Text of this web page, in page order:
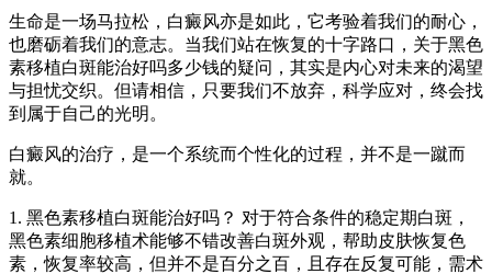
生命是一场马拉松，白癜风亦是如此，它考验着我们的耐心，
也磨砺着我们的意志。当我们站在恢复的十字路口，关于黑色
素移植白斑能治好吗多少钱的疑问，其实是内心对未来的渴望
与担忧交织。但请相信，只要我们不放弃，科学应对，终会找
到属于自己的光明。
白癜风的治疗，是一个系统而个性化的过程，并不是一蹴而
就。
1. 黑色素移植白斑能治好吗？ 对于符合条件的稳定期白斑，
黑色素细胞移植术能够不错改善白斑外观，帮助皮肤恢复色
素，恢复率较高，但并不是百分之百，且存在反复可能，需术